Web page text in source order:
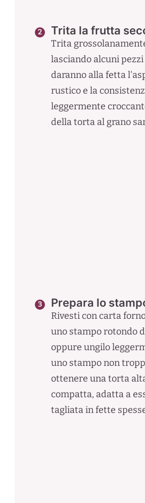
Trita la frutta
Trita
lasciando alcuni
daranno alla fetta
rustico e la
leggermente
della torta al grano
Prepara lo
Rivesti con carta
uno stampo rotondo
oppure ungilo
uno stampo non
ottenere una torta
compatta, adatta a
tagliata in fette